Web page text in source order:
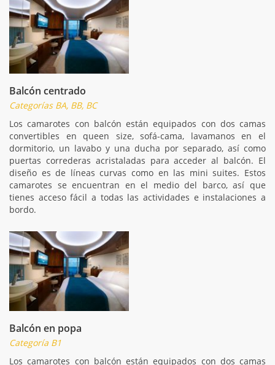
Balcón centrado
Categorías BA, BB, BC
Los camarotes con balcón están equipados con dos camas
convertibles en queen size, sofá-cama, lavamanos en el
dormitorio, un lavabo y una ducha por separado, así como
puertas correderas acristaladas para acceder al balcón. El
diseño es de líneas curvas como en las mini suites. Estos
camarotes se encuentran en el medio del barco, así que
tienes acceso fácil a todas las actividades e instalaciones a
bordo.
Balcón en popa
Categoría B1
Los camarotes con balcón están equipados con dos camas